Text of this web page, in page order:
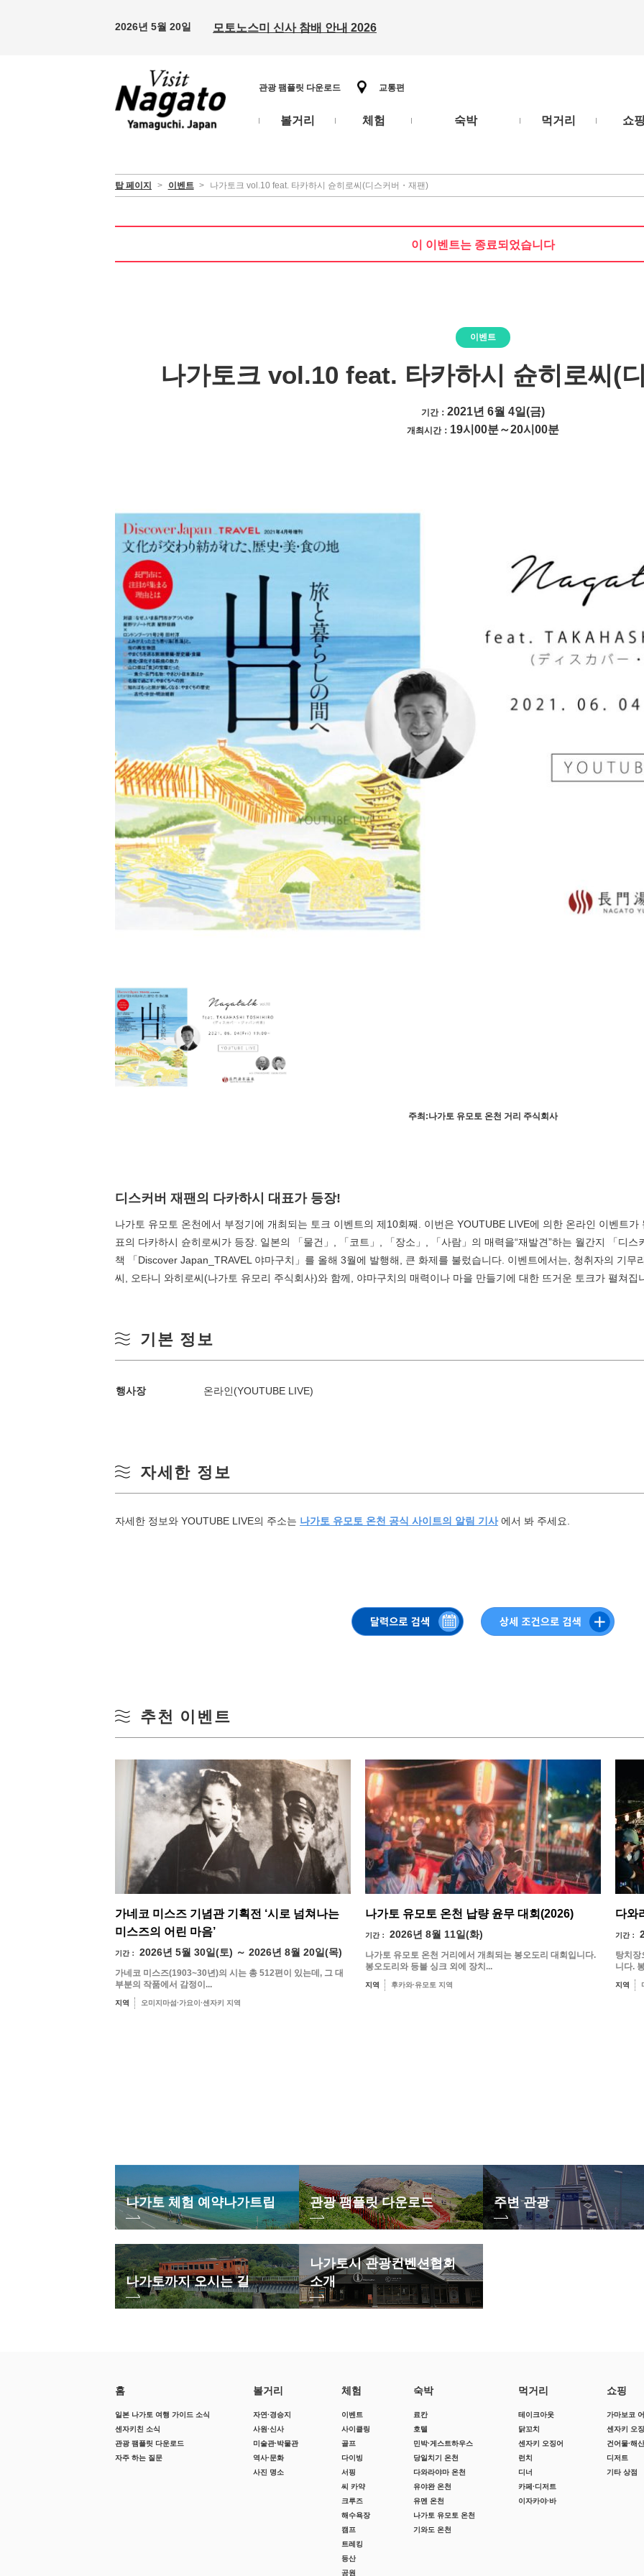
2026년 5월 20일 모토노스미 신사 참배 안내 2026
관광 팸플릿 다운로드 교통편
볼거리 체험 숙박 먹거리 쇼핑
탑 페이지 > 이벤트 > 나가토크 vol.10 feat. 타카하시 슌히로씨(디스커버・재팬)
이 이벤트는 종료되었습니다
이벤트
나가토크 vol.10 feat. 타카하시 슌히로씨(
기간： 2021년 6월 4일(금)
개최시간： 19시00분～20시00분
주최:나가토 유모토 온천 거리 주식회사
디스커버 재팬의 다카하시 대표가 등장!
나가토 유모토 온천에서 부정기에 개최되는 토크 이벤트의 제10회째. 이번은 YOUTUBE LIVE에 의한 온라인 이벤트
표의 다카하시 슌히로씨가 등장. 일본의 「물건」, 「코트」, 「장소」, 「사람」의 매력을“재발견”하는 월간지 「디
책 「Discover Japan_TRAVEL 야마구치」를 올해 3월에 발행해, 큰 화제를 불렀습니다. 이벤트에서는, 청취자의 기무
씨, 오타니 와히로씨(나가토 유모리 주식회사)와 함께, 야마구치의 매력이나 마을 만들기에 대한 뜨거운 토크가 펼쳐집
기본 정보
행사장 온라인(YOUTUBE LIVE)
자세한 정보
자세한 정보와 YOUTUBE LIVE의 주소는 나가토 유모토 온천 공식 사이트의 알림 기사에서 봐 주세요.
8월
3 4 5 6 7 8
계절별 검색 by Season
봄
지역별 검색 by
추천 이벤트
가네코 미스즈 기념관 기획전 ‘시로 넘쳐나는
미스즈의 어린 마음’
기간： 2026년 5월 30일(토) ～ 2026년 8월 20일(목)
가네코 미스즈(1903~30년)의 시는 총 512편이 있는데, 그 대
부분의 작품에서 감정이...
지역 오미지마섬·가요이·센자키 지역
나가토 유모토 온천 납량 윤무 대회(2026)
기간： 2026년 8월 11일(화)
나가토 유모토 온천 거리에서 개최되는 봉오도리 대회입니다.
봉오도리와 등불 싱크 외에 장치...
지역 후카와·유모토 지역
다와
기간：
탕치장
니다.
지역
나가토 체험 예약나가트립 관광 팸플릿 다운로드 주변 관광
나가토까지 오시는 길
나가토시 관광컨벤션협회
소개
홈
일본 나가토 여행 가이드 소식
센자키친 소식
관광 팸플릿 다운로드
자주 하는 질문
볼거리
자연·경승지
사원·신사
미술관·박물관
역사·문화
사진 명소
체험
이벤트
사이클링
골프
다이빙
서핑
씨 카약
크루즈
해수욕장
캠프
트레킹
등산
공원
숙박
료칸
호텔
민박·게스트하우스
당일치기 온천
다와라야마 온천
유야완 온천
유멘 온천
나가토 유모토 온천
기와도 온천
먹거리
테이크아웃
닭꼬치
센자키 오징어
런치
디너
카페·디저트
이자카야·바
쇼핑
가마보코
센자키 오
건어물·해
디저트
기타 상점